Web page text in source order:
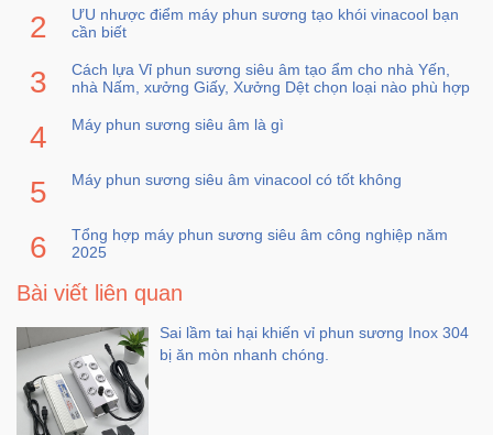
ƯU nhược điểm máy phun sương tạo khói vinacool bạn
cần biết
Cách lựa Vỉ phun sương siêu âm tạo ẩm cho nhà Yến,
nhà Nấm, xưởng Giấy, Xưởng Dệt chọn loại nào phù hợp
Máy phun sương siêu âm là gì
Máy phun sương siêu âm vinacool có tốt không
Tổng hợp máy phun sương siêu âm công nghiệp năm
2025
Bài viết liên quan
Sai lầm tai hại khiến vỉ phun sương Inox 304
bị ăn mòn nhanh chóng.